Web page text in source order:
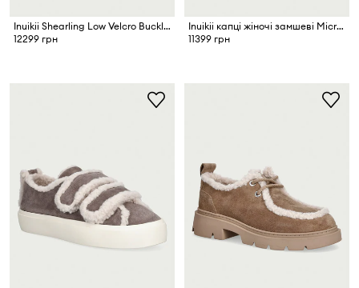
Inuikii Shearling Low Velcro Buckle кросівки жіночі замшеві
12299 грн
Inuikii капці жіночі замшеві Micro Buckle
11399 грн